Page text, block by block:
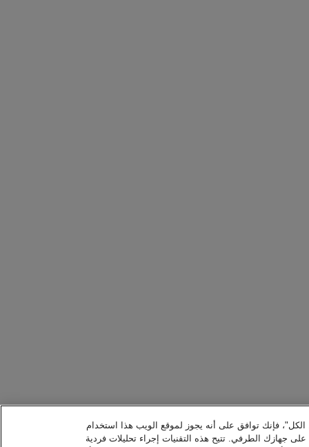
الكل"، فإنك توافق على أنه يجوز لموقع الويب هذا استخدام
على جهازك الطرفي. تتيح هذه التقنيات إجراء تحليلات فردية